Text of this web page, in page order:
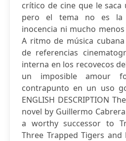
crítico de cine que le saca
pero el tema no es la
inocencia ni mucho
A ritmo de música
de referencias
interna en los recovecos
un imposible amour
contrapunto en un uso
ENGLISH DESCRIPTION
novel by Guillermo
a worthy successor to
Three Trapped Tigers